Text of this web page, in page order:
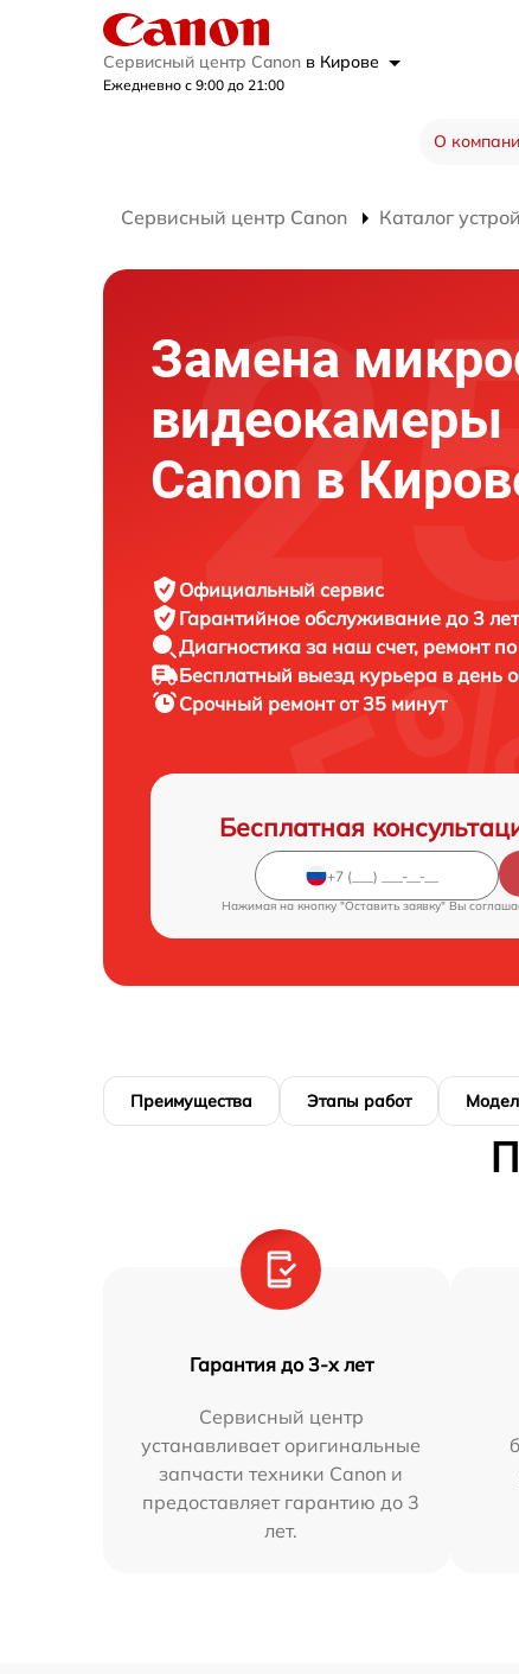
Сервисный центр Canon в Кирове
Ежедневно с 9:00 до 21:00
О
Сервисный центр Canon Каталог
Замена
видеокамеры
Canon в
Официальный сервис
Гарантийное обслуживание до 3 лет
Диагностика за наш счет, ремонт
Бесплатный выезд курьера в день
Срочный ремонтот 35 минут
Бесплатная
Нажимая на кнопку "Оставить заявку" Вы
Преимущества Этапы работ
Гарантия до 3-х лет
Сервисный центр
устанавливает оригинальные
запчасти техники Canon и
предоставляет гарантию до 3
лет.